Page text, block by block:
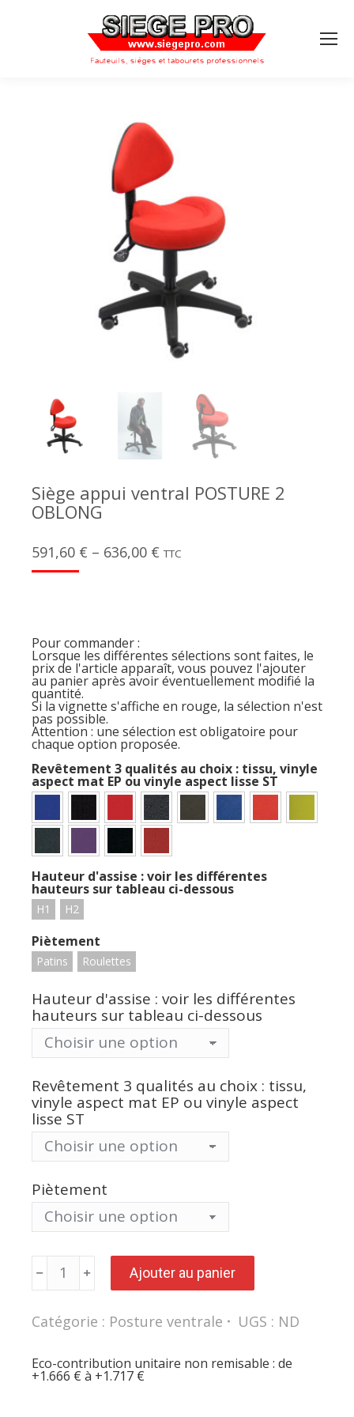
Siège appui ventral POSTURE 2
OBLONG
591,60 € – 636,00 € TTC
Pour commander :
Lorsque les différentes sélections sont faites, le
prix de l'article apparaît, vous pouvez l'ajouter
au panier après avoir éventuellement modifié la
quantité.
Si la vignette s'affiche en rouge, la sélection n'est
pas possible.
Attention : une sélection est obligatoire pour
chaque option proposée.
Revêtement 3 qualités au choix : tissu, vinyle
aspect mat EP ou vinyle aspect lisse ST
Hauteur d'assise : voir les différentes
hauteurs sur tableau ci-dessous
H1 H2
Piètement
Patins Roulettes
Hauteur d'assise : voir les différentes
hauteurs sur tableau ci-dessous
Revêtement 3 qualités au choix : tissu,
vinyle aspect mat EP ou vinyle aspect
lisse ST
Piètement
quantité
de
Siège
ventral
POSTURE
Ajouter au panier
Catégorie : Posture ventrale UGS : ND
Eco-contribution unitaire non remisable : de
+1.666 € à +1.717 €